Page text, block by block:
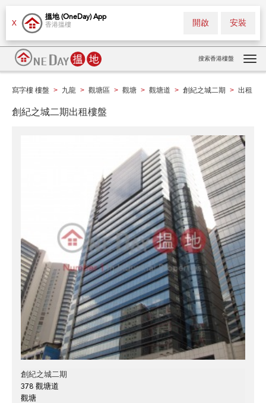
X
搵地 (OneDay) App
香港搵樓 安裝
開啟
搜索香港樓盤
寫字樓 樓盤 > 九龍 > 觀塘區 > 觀塘 > 觀塘道 > 創紀之城二期 > 出租
創紀之城二期出租樓盤
創紀之城二期
378 觀塘道
觀塘